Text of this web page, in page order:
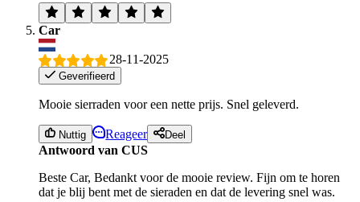
Car
28-11-2025
Geverifieerd
Mooie sierraden voor een nette prijs. Snel geleverd.
Nuttig Reageer Deel
Antwoord van CUS
Beste Car, Bedankt voor de mooie review. Fijn om te horen
dat je blij bent met de sieraden en dat de levering snel was.